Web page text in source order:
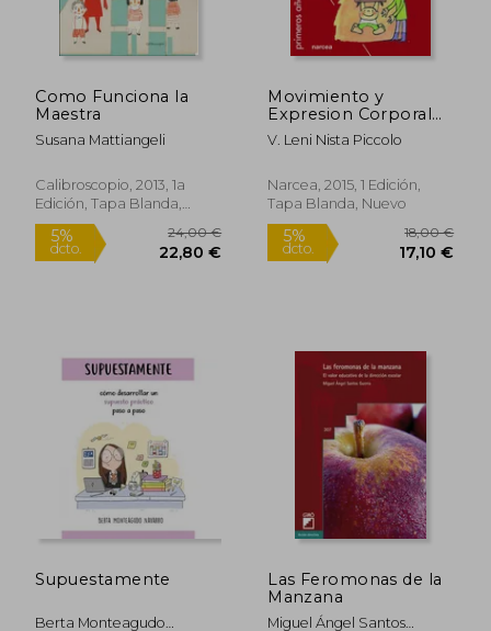
dcto. 26,77 € dcto.
Como Funciona la
Maestra
Susana Mattiangeli
Calibroscopio, 2013, 1a
Edición, Tapa Blanda,
Nuevo
Movimiento y
Expresion Corporal
en Educacion Infantil
V. Leni Nista Piccolo
Narcea, 2015, 1 Edición,
Tapa Blanda, Nuevo
Supuestamente
Berta Monteagudo
Las Feromonas de la
Manzana
Miguel Ángel Santos